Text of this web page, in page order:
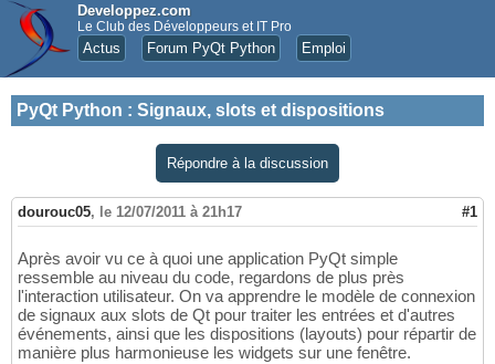
Developpez.com
Le Club des Développeurs et IT Pro
Actus Forum PyQt Python Emploi
PyQt Python : Signaux, slots et dispositions
Répondre à la discussion
dourouc05, le 12/07/2011 à 21h17 #1
Après avoir vu ce à quoi une application PyQt simple
ressemble au niveau du code, regardons de plus près
l'interaction utilisateur. On va apprendre le modèle de connexion
de signaux aux slots de Qt pour traiter les entrées et d'autres
événements, ainsi que les dispositions (layouts) pour répartir de
manière plus harmonieuse les widgets sur une fenêtre.